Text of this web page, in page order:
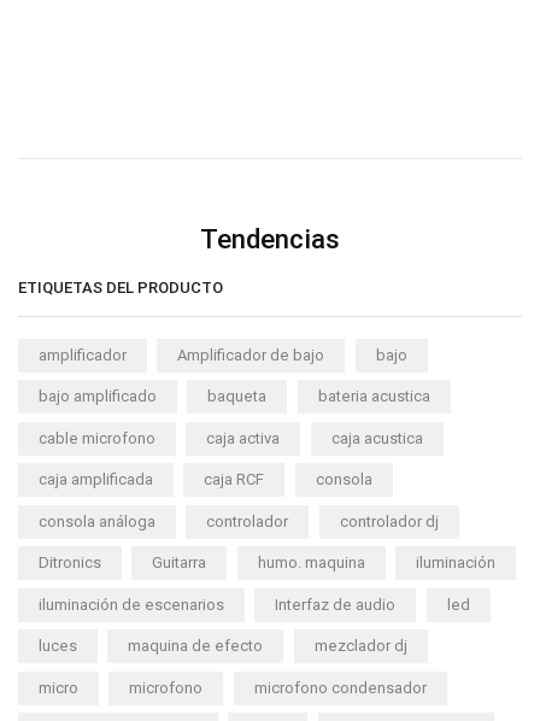
Tendencias
ETIQUETAS DEL PRODUCTO
amplificador Amplificador de bajo bajo
bajo amplificado baqueta bateria acustica
cable microfono caja activa caja acustica
caja amplificada caja RCF consola
consola análoga controlador controlador dj
Ditronics Guitarra humo. maquina iluminación
iluminación de escenarios Interfaz de audio led
luces maquina de efecto mezclador dj
micro microfono microfono condensador